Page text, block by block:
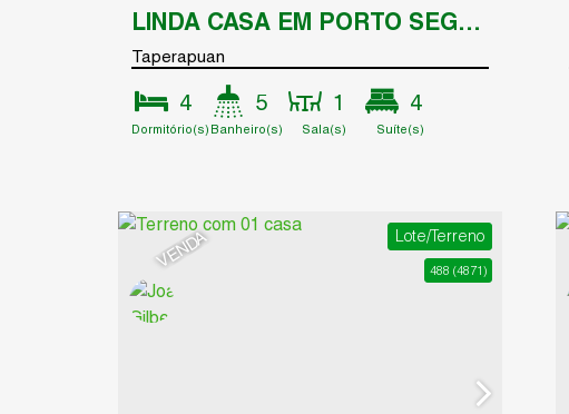
LINDA CASA EM PORTO SEGURO
Taperapuan
4
Dormitório(s)
5
Banheiro(s)
1
Sala(s)
4
Suíte(s)
VENDA 488 (4871)
Lote/Terreno